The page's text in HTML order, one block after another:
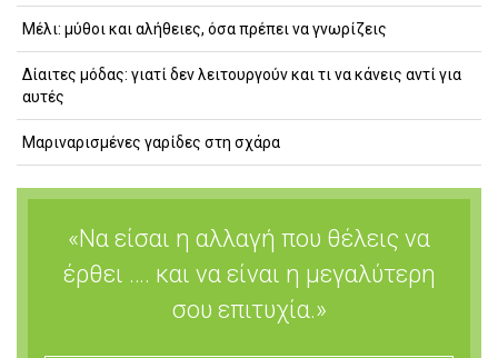
Μέλι: μύθοι και αλήθειες, όσα πρέπει να γνωρίζεις
Δίαιτες μόδας: γιατί δεν λειτουργούν και τι να κάνεις αντί για
αυτές
Μαριναρισμένες γαρίδες στη σχάρα
«Να είσαι η αλλαγή που θέλεις να
έρθει …. και να είναι η μεγαλύτερη
σου επιτυχία.»